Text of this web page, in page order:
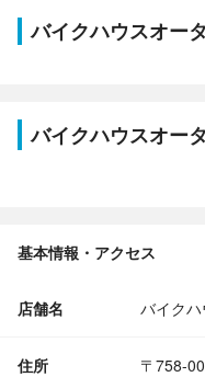
バイクハウスオー
バイクハウスオー
基本情報・アクセス
店舗名 バイク
住所 〒758-